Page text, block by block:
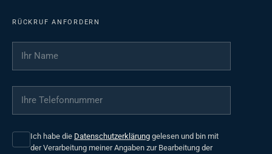
RÜCKRUF ANFORDERN
Ihr Name
Ihre Telefonnummer
Ich habe die Datenschutzerklärung gelesen und bin mit
der Verarbeitung meiner Angaben zur Bearbeitung der